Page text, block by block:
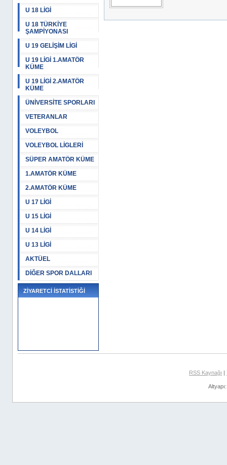
U 18 LİGİ
U 18 TÜRKİYE
ŞAMPİYONASI
U 19 GELİŞİM LİGİ
U 19 LİGİ 1.AMATÖR
KÜME
U 19 LİGİ 2.AMATÖR
KÜME
ÜNİVERSİTE SPORLARI
VETERANLAR
VOLEYBOL
VOLEYBOL LİGLERİ
SÜPER AMATÖR KÜME
1.AMATÖR KÜME
2.AMATÖR KÜME
U 17 LİGİ
U 15 LİGİ
U 14 LİGİ
U 13 LİGİ
AKTÜEL
DİĞER SPOR DALLARI
ZİYARETCİ İSTATİSTİĞİ
RSS Kaynağı |